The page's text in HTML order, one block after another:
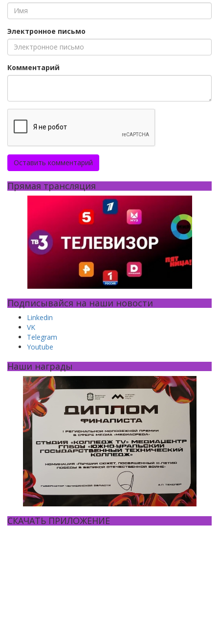
Электронное письмо
Комментарий
Оставить комментарий
Прямая трансляция
Подписывайся на наши новости
Linkedin
VK
Telegram
Youtube
Наши награды
СКАЧАТЬ ПРИЛОЖЕНИЕ